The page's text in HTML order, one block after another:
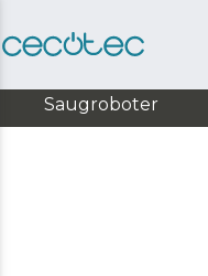
Saugroboter